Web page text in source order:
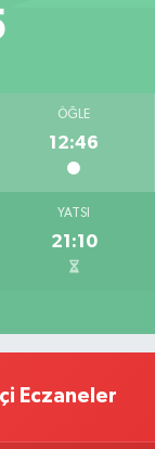
ÖĞLE
12:46
YATSI
21:10
Eczaneler